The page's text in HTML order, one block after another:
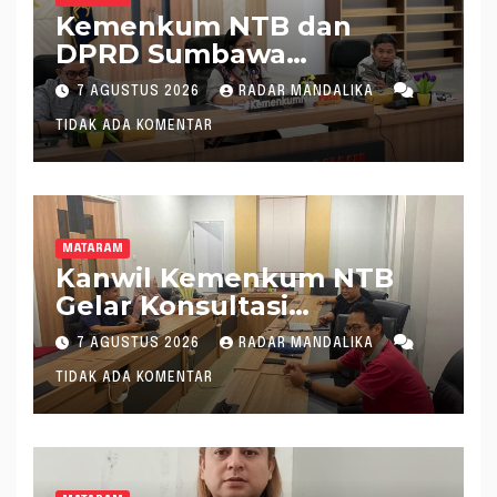
Kemenkum NTB dan
DPRD Sumbawa
Mantapkan Rencana
Pembentukan 8 Raperda
Inisiatif
7 AGUSTUS 2026 RADAR MANDALIKA
TIDAK ADA KOMENTAR
MATARAM
Kanwil Kemenkum NTB
Gelar Konsultasi
Penghitungan Kebutuhan
Formasi JF Perancang
Peraturan Perundang-
undangan
7 AGUSTUS 2026 RADAR MANDALIKA
TIDAK ADA KOMENTAR